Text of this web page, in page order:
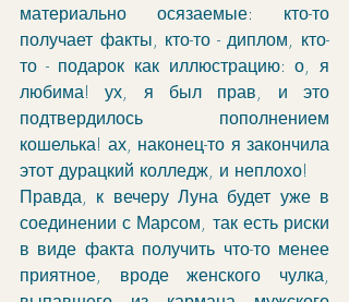
материально осязаемые: кто-то
получает факты, кто-то - диплом, кто-
то - подарок как иллюстрацию: о, я
любима! ух, я был прав, и это
подтвердилось пополнением
кошелька! ах, наконец-то я закончила
этот дурацкий колледж, и неплохо!
Правда, к вечеру Луна будет уже в
соединении с Марсом, так есть риски
в виде факта получить что-то менее
приятное, вроде женского чулка,